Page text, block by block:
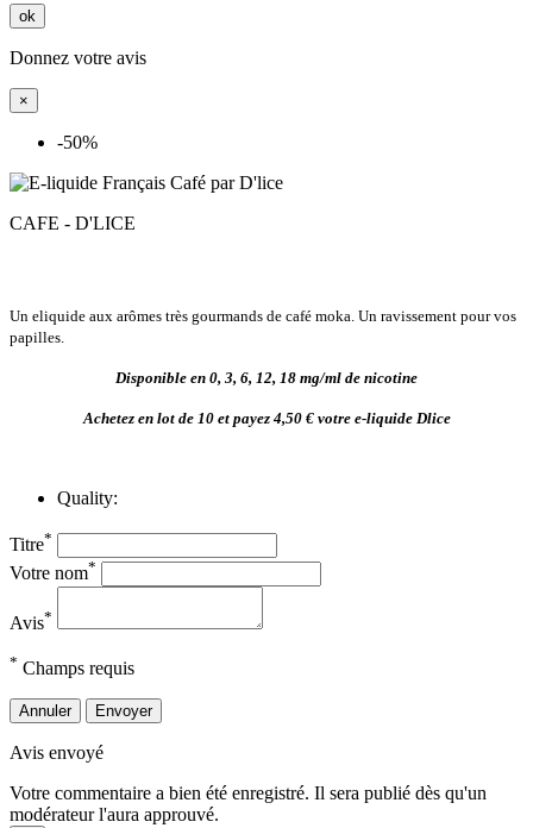
ok
Donnez votre avis
×
-50%
CAFE - D'LICE
Un eliquide aux arômes très gourmands de café moka. Un ravissement pour vos
papilles.
Disponible en 0, 3, 6, 12, 18 mg/ml de nicotine
Achetez en lot de 10 et payez 4,50 € votre e-liquide Dlice
Quality:
Titre*
Votre nom*
Avis*
* Champs requis
Annuler Envoyer
Avis envoyé
Votre commentaire a bien été enregistré. Il sera publié dès qu'un
modérateur l'aura approuvé.